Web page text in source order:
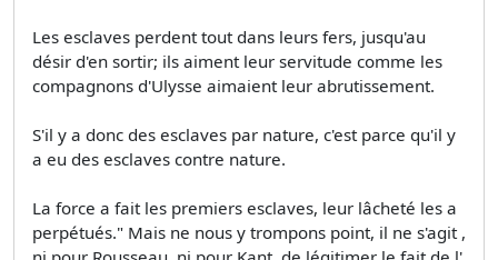
Les esclaves perdent tout dans leurs fers, jusqu'au
désir d'en sortir; ils aiment leur servitude comme les
compagnons d'Ulysse aimaient leur abrutissement.
S'il y a donc des esclaves par nature, c'est parce qu'il y
a eu des esclaves contre nature.
La force a fait les premiers esclaves, leur lâcheté les a
perpétués." Mais ne nous y trompons point, il ne s'agit ,